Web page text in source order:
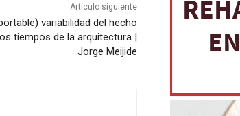
Artículo siguiente
variabilidad del hecho
tiempos de la arquitectura |
Jorge Meijide